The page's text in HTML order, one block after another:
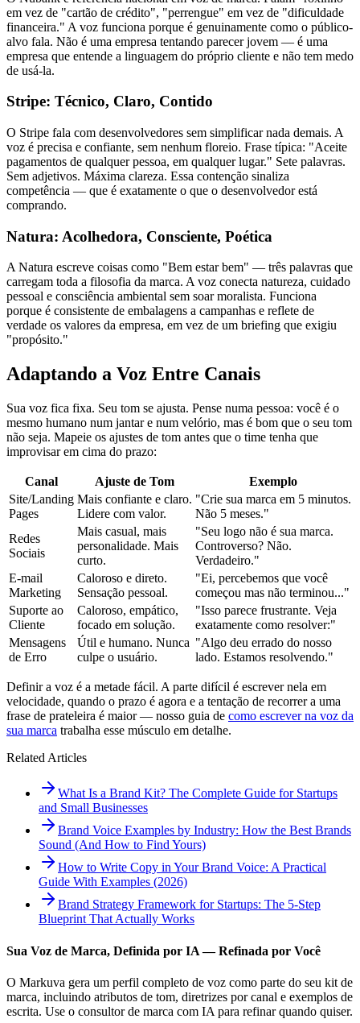
em vez de "cartão de crédito", "perrengue" em vez de "dificuldade
financeira." A voz funciona porque é genuinamente como o público-
alvo fala. Não é uma empresa tentando parecer jovem — é uma
empresa que entende a linguagem do próprio cliente e não tem medo
de usá-la.
Stripe: Técnico, Claro, Contido
O Stripe fala com desenvolvedores sem simplificar nada demais. A
voz é precisa e confiante, sem nenhum floreio. Frase típica: "Aceite
pagamentos de qualquer pessoa, em qualquer lugar." Sete palavras.
Sem adjetivos. Máxima clareza. Essa contenção sinaliza
competência — que é exatamente o que o desenvolvedor está
comprando.
Natura: Acolhedora, Consciente, Poética
A Natura escreve coisas como "Bem estar bem" — três palavras que
carregam toda a filosofia da marca. A voz conecta natureza, cuidado
pessoal e consciência ambiental sem soar moralista. Funciona
porque é consistente de embalagens a campanhas e reflete de
verdade os valores da empresa, em vez de um briefing que exigiu
"propósito."
Adaptando a Voz Entre Canais
Sua voz fica fixa. Seu tom se ajusta. Pense numa pessoa: você é o
mesmo humano num jantar e num velório, mas é bom que o seu tom
não seja. Mapeie os ajustes de tom antes que o time tenha que
improvisar em cima do prazo:
Canal Ajuste de Tom
Exemplo
Site/Landing
Pages
Mais confiante e claro.
Lidere com valor.
"Crie sua marca em 5 minutos.
Não 5 meses."
Redes
Sociais
Mais casual, mais
personalidade. Mais
curto.
"Seu logo não é sua marca.
Controverso? Não.
Verdadeiro."
E-mail
Marketing
Caloroso e direto.
Sensação pessoal.
"Ei, percebemos que você
começou mas não terminou..."
Suporte ao
Cliente
Caloroso, empático,
focado em solução.
"Isso parece frustrante. Veja
exatamente como resolver:"
Mensagens
de Erro
Útil e humano. Nunca
culpe o usuário.
"Algo deu errado do nosso
lado. Estamos resolvendo."
Definir a voz é a metade fácil. A parte difícil é escrever nela em
velocidade, quando o prazo é agora e a tentação de recorrer a uma
frase de prateleira é maior — nosso guia de como escrever na voz da
sua marca trabalha esse músculo em detalhe.
Related Articles
What Is a Brand Kit? The Complete Guide for Startups
and Small Businesses
Brand Voice Examples by Industry: How the Best Brands
Sound (And How to Find Yours)
How to Write Copy in Your Brand Voice: A Practical
Guide With Examples (2026)
Brand Strategy Framework for Startups: The 5-Step
Blueprint That Actually Works
Sua Voz de Marca, Definida por IA — Refinada por Você
O Markuva gera um perfil completo de voz como parte do seu kit de
marca, incluindo atributos de tom, diretrizes por canal e exemplos de
escrita. Use o consultor de marca com IA para refinar quando quiser.